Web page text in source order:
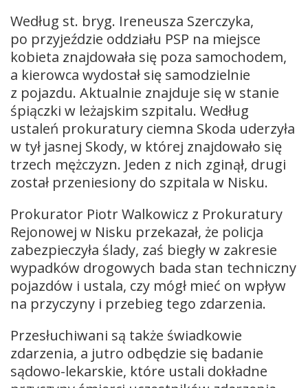
Według st. bryg. Ireneusza Szerczyka,
po przyjeździe oddziału PSP na miejsce
kobieta znajdowała się poza samochodem,
a kierowca wydostał się samodzielnie
z pojazdu. Aktualnie znajduje się w stanie
śpiączki w leżajskim szpitalu. Według
ustaleń prokuratury ciemna Skoda uderzyła
w tył jasnej Skody, w której znajdowało się
trzech mężczyzn. Jeden z nich zginął, drugi
został przeniesiony do szpitala w Nisku.
Prokurator Piotr Walkowicz z Prokuratury
Rejonowej w Nisku przekazał, że policja
zabezpieczyła ślady, zaś biegły w zakresie
wypadków drogowych bada stan techniczny
pojazdów i ustala, czy mógł mieć on wpływ
na przyczyny i przebieg tego zdarzenia.
Przesłuchiwani są także świadkowie
zdarzenia, a jutro odbędzie się badanie
sądowo-lekarskie, które ustali dokładne